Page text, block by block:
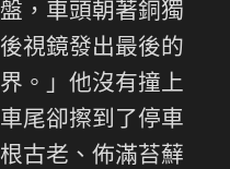
，車頭朝著銅獨
視鏡發出最後的
。」他沒有撞上
尾卻擦到了停車
古老、佈滿苔蘚